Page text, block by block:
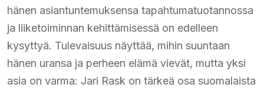
hänen asiantuntemuksensa tapahtumatuotannossa
ja liiketoiminnan kehittämisessä on edelleen
kysyttyä. Tulevaisuus näyttää, mihin suuntaan
hänen uransa ja perheen elämä vievät, mutta yksi
asia on varma: Jari Rask on tärkeä osa suomalaista